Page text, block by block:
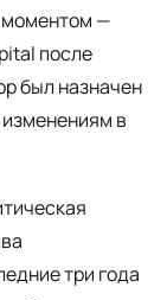
моментом —
после
был назначен
в
три года